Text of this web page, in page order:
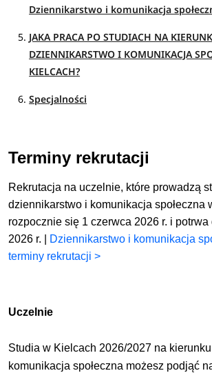
Dziennikarstwo i komunikacja
JAKA PRACA PO STUDIACH NA
DZIENNIKARSTWO I KOMUNIKACJA
KIELCACH?
Specjalności
Terminy rekrutacji
Rekrutacja na uczelnie, które prowadzą
dziennikarstwo i komunikacja społeczna
rozpocznie się 1 czerwca 2026 r. i
2026 r. |
Dziennikarstwo i komunikacja
terminy rekrutacji >
Uczelnie
Studia w Kielcach 2026/2027 na
komunikacja społeczna możesz podjąć